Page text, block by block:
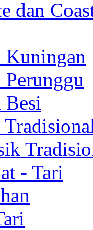
dan
Kuningan
Perunggu
Besi
- Tari